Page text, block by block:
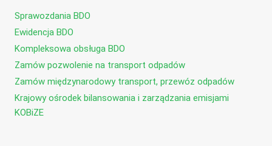
Sprawozdania BDO
Ewidencja BDO
Kompleksowa obsługa BDO
Zamów pozwolenie na transport odpadów
Zamów międzynarodowy transport, przewóz odpadów
Krajowy ośrodek bilansowania i zarządzania emisjami
KOBiZE